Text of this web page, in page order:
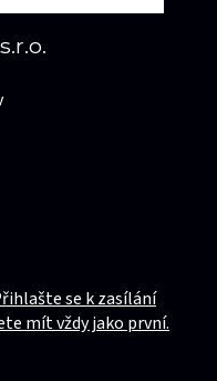
se k zasílání
mít vždy jako první.